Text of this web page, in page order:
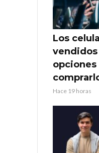
Los
vendidos
opciones
Hace 19 horas